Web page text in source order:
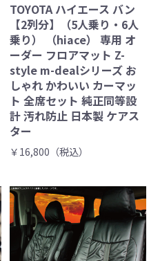
TOYOTA ハイエース バン
【2列分】（5人乗り・6人
乗り） （hiace） 専用 オ
ーダー フロアマット Z-
style m-dealシリーズ お
しゃれ かわいい カーマッ
ト 全席セット 純正同等設
計 汚れ防止 日本製 ケアス
ター
￥16,800（税込）